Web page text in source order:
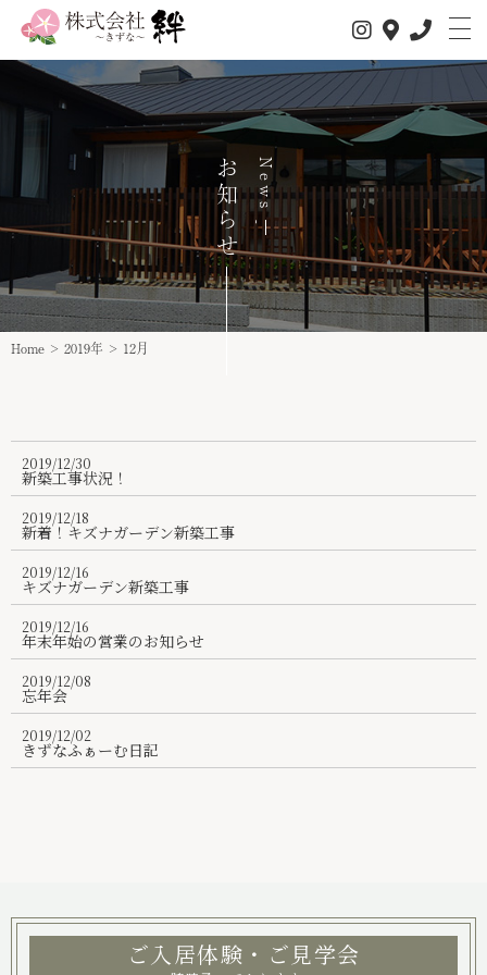
私たちについて
サービス内容
1日の流れ
事業所情報
介護サービス
絆ブログ
News
お知らせ
Home > 2019年 > 12月
2019/12/30
新築工事状況！
2019/12/18
新着！キズナガーデン新築工事
2019/12/16
キズナガーデン新築工事
2019/12/16
年末年始の営業のお知らせ
2019/12/08
忘年会
2019/12/02
きずなふぁーむ日記
ご入居体験・ご見学会